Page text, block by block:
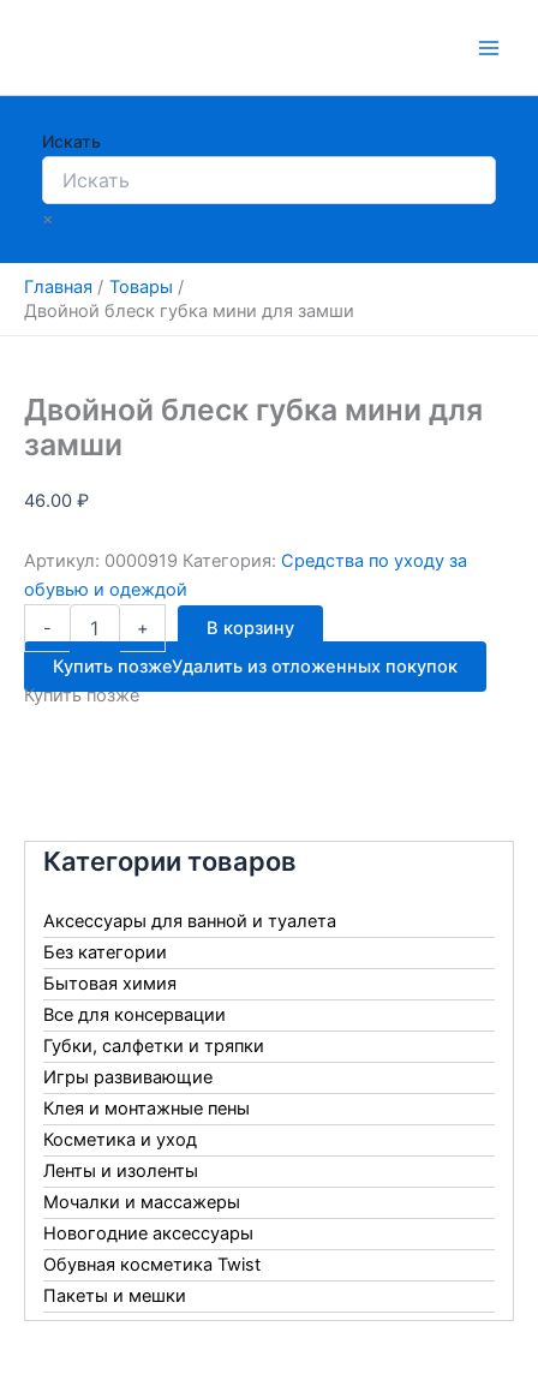
Искать
×
Главная
Товары
Двойной блеск губка мини для замши
Категории товаров
Аксессуары для ванной и туалета
Без категории
Бытовая химия
Все для консервации
Губки, салфетки и тряпки
Игры развивающие
Клея и монтажные пены
Косметика и уход
Ленты и изоленты
Мочалки и массажеры
Новогодние аксессуары
Обувная косметика Twist
Пакеты и мешки
Перчатки
Двойной блеск губка мини для
замши
46.00 ₽
Артикул: 0000919 Категория: Средства по уходу за
обувью и одеждой
-
Количество
товара
Двойной
блеск
губка
+
В корзину
Купить позжеУдалить из отложенных покупок
Купить позже